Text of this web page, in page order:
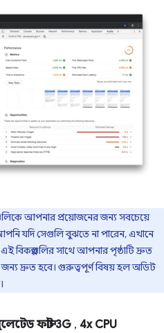
আপনার প্রয়োজনের জন্য সবচেয়ে
যদি সেগুলি বুঝতে না পারেন, এখানে
বিকল্পগুলির সাথে আপনার পৃষ্ঠাটি দ্রুত
দ্রুত হবে। গুরুত্বপূর্ণ বিষয় হল অডিট
ফাস্ট 3G , 4x CPU